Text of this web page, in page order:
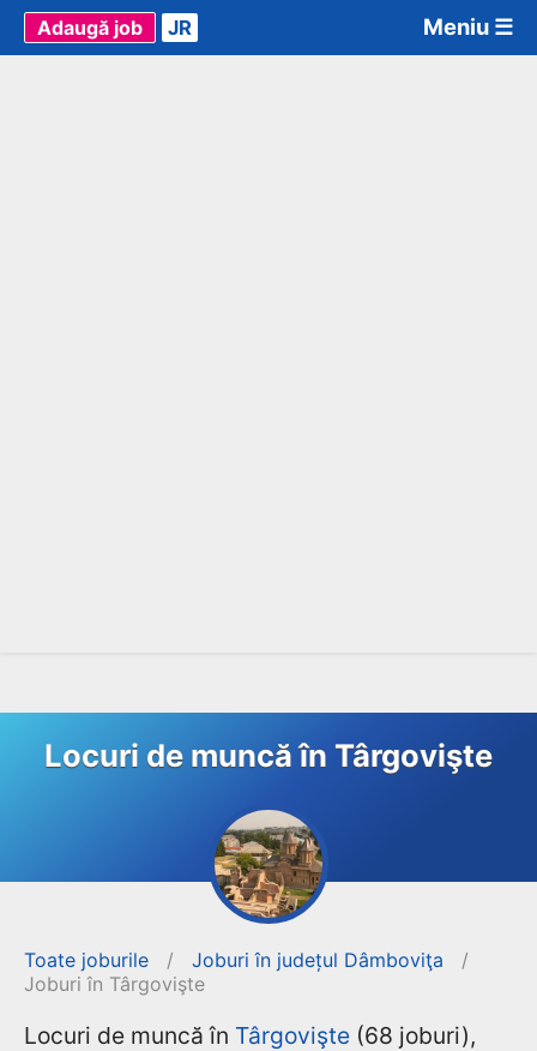
Meniu ☰
Adaugă job JR
Locuri de muncă în Târgovişte
Toate joburile / Joburi în județul Dâmboviţa /
Joburi în Târgovişte
Locuri de muncă în Târgovişte (68 joburi),